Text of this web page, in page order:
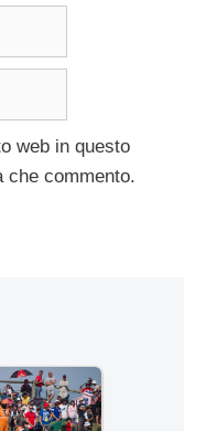
web in questo
che commento.